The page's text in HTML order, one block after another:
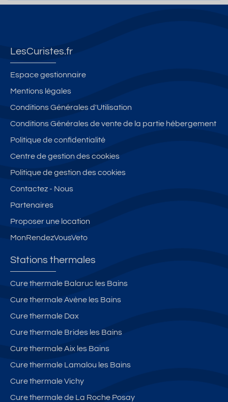
LesCuristes.fr
Espace gestionnaire
Mentions légales
Conditions Générales d'Utilisation
Conditions Générales de vente de la partie hébergement
Politique de confidentialité
Centre de gestion des cookies
Politique de gestion des cookies
Contactez - Nous
Partenaires
Proposer une location
MonRendezVousVeto
Stations thermales
Cure thermale Balaruc les Bains
Cure thermale Avène les Bains
Cure thermale Dax
Cure thermale Brides les Bains
Cure thermale Aix les Bains
Cure thermale Lamalou les Bains
Cure thermale Vichy
Cure thermale de La Roche Posay